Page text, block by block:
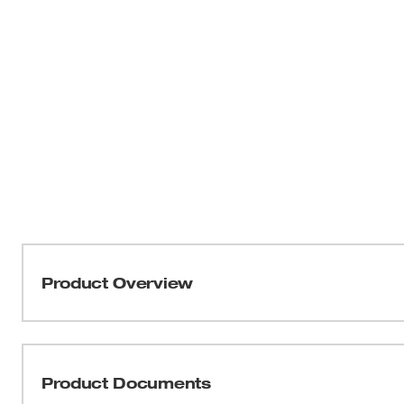
Product Overview
calidad de prensado y durabilidad en la industria.
cuando estas mordazas se usan con las herramientas
una solución para usar con una sola mano para
Product Documents